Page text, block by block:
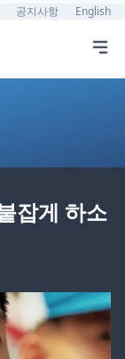
공지사항 English
잡게 하소